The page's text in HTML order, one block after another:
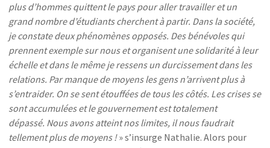
plus d’hommes quittent le pays pour aller travailler et un
grand nombre d’étudiants cherchent à partir. Dans la société,
je constate deux phénomènes opposés. Des bénévoles qui
prennent exemple sur nous et organisent une solidarité à leur
échelle et dans le même je ressens un durcissement dans les
relations. Par manque de moyens les gens n’arrivent plus à
s’entraider. On se sent étouffées de tous les côtés. Les crises se
sont accumulées et le gouvernement est totalement
dépassé. Nous avons atteint nos limites, il nous faudrait
tellement plus de moyens !» s’insurge Nathalie. Alors pour